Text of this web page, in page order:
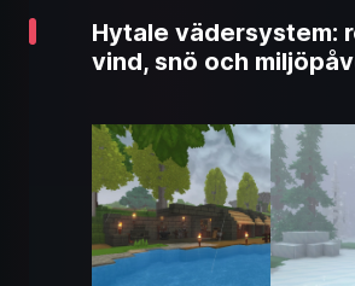
Hytale vädersystem:
vind, snö och